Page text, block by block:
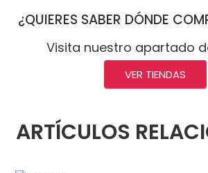
¿QUIERES SABER DÓNDE
Visita nuestro apartado
VER TIENDAS
ARTÍCULOS